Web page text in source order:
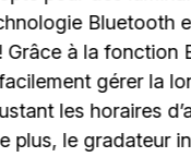
Bluetooth
Grâce à la fonction
gérer la
les horaires
plus, le gradateur